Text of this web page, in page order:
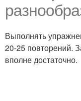
Выполнять
20-25 повторений.
вполне достаточно.